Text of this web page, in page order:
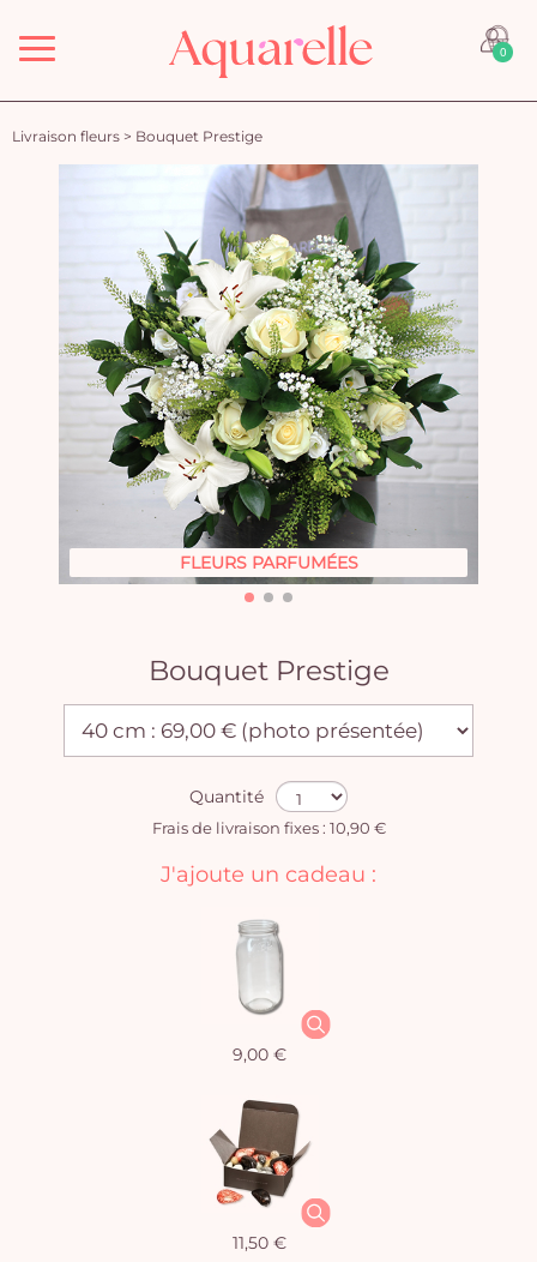
Menu 0
Livraison fleurs > Bouquet Prestige
FLEURS PARFUMÉES
Bouquet Prestige
Quantité
Frais de livraison fixes : 10,90 €
J'ajoute un cadeau :
9,00 €
11,50 €